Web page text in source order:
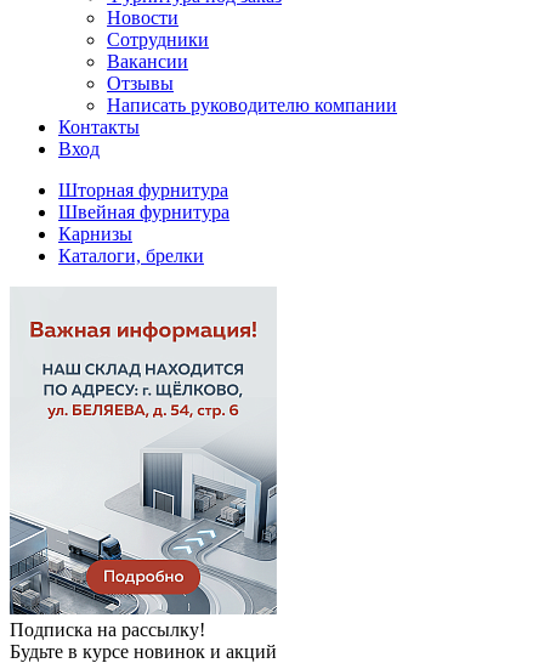
Новости
Сотрудники
Вакансии
Отзывы
Написать руководителю компании
Контакты
Вход
Шторная фурнитура
Швейная фурнитура
Карнизы
Каталоги, брелки
Подписка на рассылку!
Будьте в курсе новинок и акций